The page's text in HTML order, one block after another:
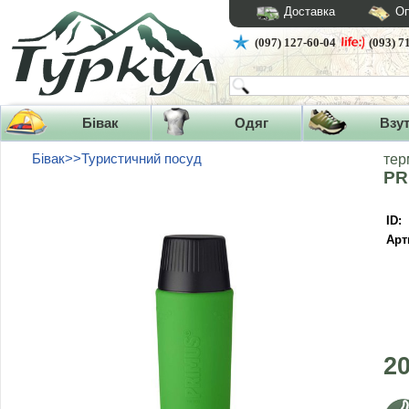
Доставка
(097) 127-60-04 (093)
Бівак Одяг
Бівак>>Туристичний посуд
ID: